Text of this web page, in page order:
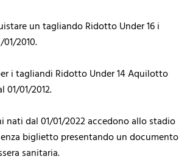
un tagliando Ridotto Under 16 i
2010.
i tagliandi Ridotto Under 14 Aquilotto
01/01/2012.
nati dal 01/01/2022 accedono allo stadio
biglietto presentando un documento
sanitaria.